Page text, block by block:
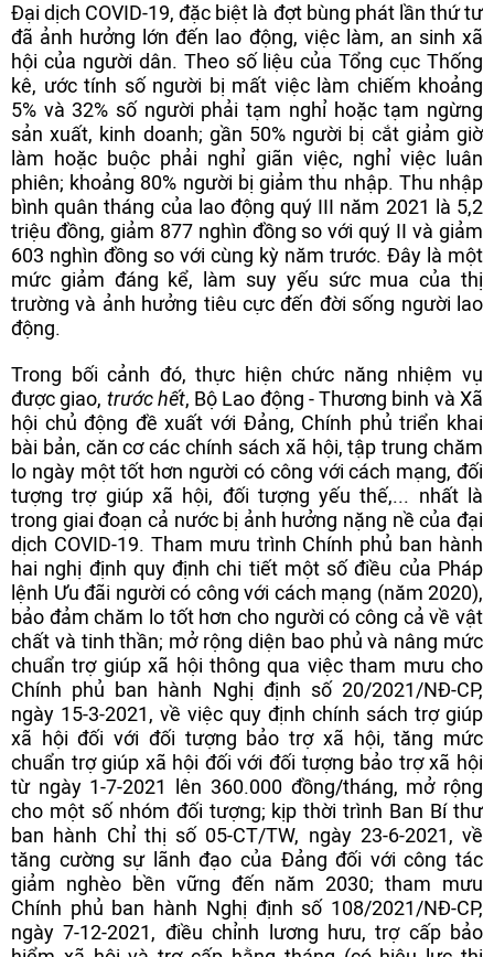
Đại dịch COVID-19, đặc biệt là đợt bùng phát lần thứ tư
đã ảnh hưởng lớn đến lao động, việc làm, an sinh xã
hội của người dân. Theo số liệu của Tổng cục Thống
kê, ước tính số người bị mất việc làm chiếm khoảng
5% và 32% số người phải tạm nghỉ hoặc tạm ngừng
sản xuất, kinh doanh; gần 50% người bị cắt giảm giờ
làm hoặc buộc phải nghỉ giãn việc, nghỉ việc luân
phiên; khoảng 80% người bị giảm thu nhập. Thu nhập
bình quân tháng của lao động quý III năm 2021 là 5,2
triệu đồng, giảm 877 nghìn đồng so với quý II và giảm
603 nghìn đồng so với cùng kỳ năm trước. Đây là một
mức giảm đáng kể, làm suy yếu sức mua của thị
trường và ảnh hưởng tiêu cực đến đời sống người lao
động.
Trong bối cảnh đó, thực hiện chức năng nhiệm vụ
được giao, trước hết, Bộ Lao động - Thương binh và Xã
hội chủ động đề xuất với Đảng, Chính phủ triển khai
bài bản, căn cơ các chính sách xã hội, tập trung chăm
lo ngày một tốt hơn người có công với cách mạng, đối
tượng trợ giúp xã hội, đối tượng yếu thế,... nhất là
trong giai đoạn cả nước bị ảnh hưởng nặng nề của đại
dịch COVID-19. Tham mưu trình Chính phủ ban hành
hai nghị định quy định chi tiết một số điều của Pháp
lệnh Ưu đãi người có công với cách mạng (năm 2020),
bảo đảm chăm lo tốt hơn cho người có công cả về vật
chất và tinh thần; mở rộng diện bao phủ và nâng mức
chuẩn trợ giúp xã hội thông qua việc tham mưu cho
Chính phủ ban hành Nghị định số 20/2021/NĐ-CP,
ngày 15-3-2021, về việc quy định chính sách trợ giúp
xã hội đối với đối tượng bảo trợ xã hội, tăng mức
chuẩn trợ giúp xã hội đối với đối tượng bảo trợ xã hội
từ ngày 1-7-2021 lên 360.000 đồng/tháng, mở rộng
cho một số nhóm đối tượng; kịp thời trình Ban Bí thư
ban hành Chỉ thị số 05-CT/TW, ngày 23-6-2021, về
tăng cường sự lãnh đạo của Đảng đối với công tác
giảm nghèo bền vững đến năm 2030; tham mưu
Chính phủ ban hành Nghị định số 108/2021/NĐ-CP,
ngày 7-12-2021, điều chỉnh lương hưu, trợ cấp bảo